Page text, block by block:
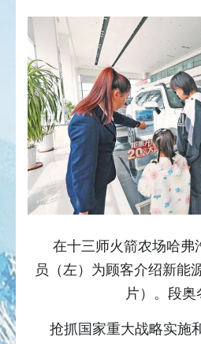
在十三师火箭农场哈弗
员（左）为顾客介绍新能
片）。段奥
抢抓国家重大战略实施